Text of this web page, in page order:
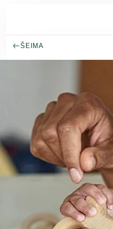
ŠEIMA